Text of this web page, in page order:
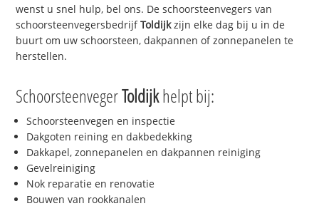
wenst u snel hulp, bel ons. De schoorsteenvegers van
schoorsteenvegersbedrijfToldijkzijn elke dag bij u in de
buurt om uw schoorsteen, dakpannen of zonnepanelen te
herstellen.
SchoorsteenvegerToldijkhelpt bij:
Schoorsteenvegen en inspectie
Dakgoten reining en dakbedekking
Dakkapel, zonnepanelen en dakpannen reiniging
Gevelreiniging
Nok reparatie en renovatie
Bouwen van rookkanalen